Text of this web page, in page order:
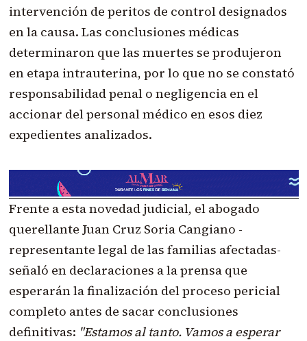
intervención de peritos de control designados
en la causa. Las conclusiones médicas
determinaron que las muertes se produjeron
en etapa intrauterina, por lo que no se constató
responsabilidad penal o negligencia en el
accionar del personal médico en esos diez
expedientes analizados.
Frente a esta novedad judicial, el abogado
querellante Juan Cruz Soria Cangiano -
representante legal de las familias afectadas-
señaló en declaraciones a la prensa que
esperarán la finalización del proceso pericial
completo antes de sacar conclusiones
definitivas: "Estamos al tanto. Vamos a esperar